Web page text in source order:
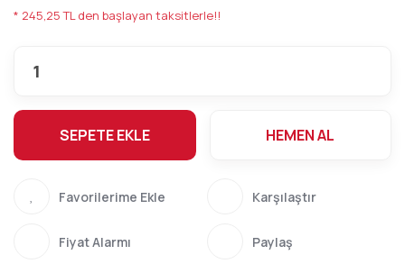
* 245,25 TL den başlayan taksitlerle!!
SEPETE EKLE HEMEN AL
Karşılaştır
Fiyat Alarmı Paylaş